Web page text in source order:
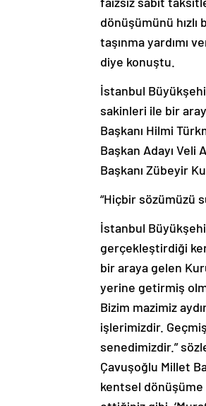
dönüşümünü
taşınma yardımı
diye konuştu.
sakinleri ile bir
Başkanı Hilmi
Başkan Adayı Veli
Başkanı Zübeyir
gerçekleştirdiği
bir araya gelen
yerine getirmiş
Bizim mazimiz
işlerimizdir.
senedimizdir.”
Çavuşoğlu Millet
kentsel dönüşüme
ettiğiniz gibi,